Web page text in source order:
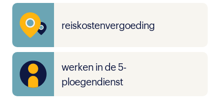
reiskostenvergoeding
werken in de 5-
ploegendienst